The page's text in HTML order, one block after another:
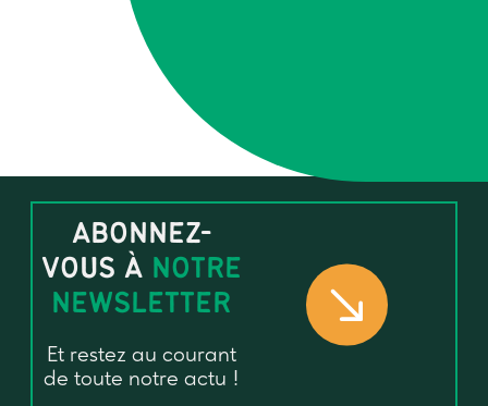
ABONNEZ-
VOUS À NOTRE
NEWSLETTER
Et restez au courant
de toute notre actu !